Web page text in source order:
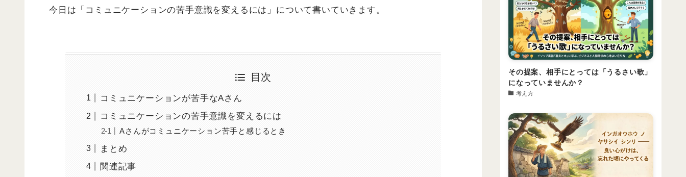
今日は「コミュニケーションの苦手意識を変えるには」について書いていきます。
目次
コミュニケーションが苦手なAさん
コミュニケーションの苦手意識を変えるには
Aさんがコミュニケーション苦手と感じるとき
まとめ
関連記事
その提案、相手にとっては「うるさい歌」
になっていませんか？
考え方